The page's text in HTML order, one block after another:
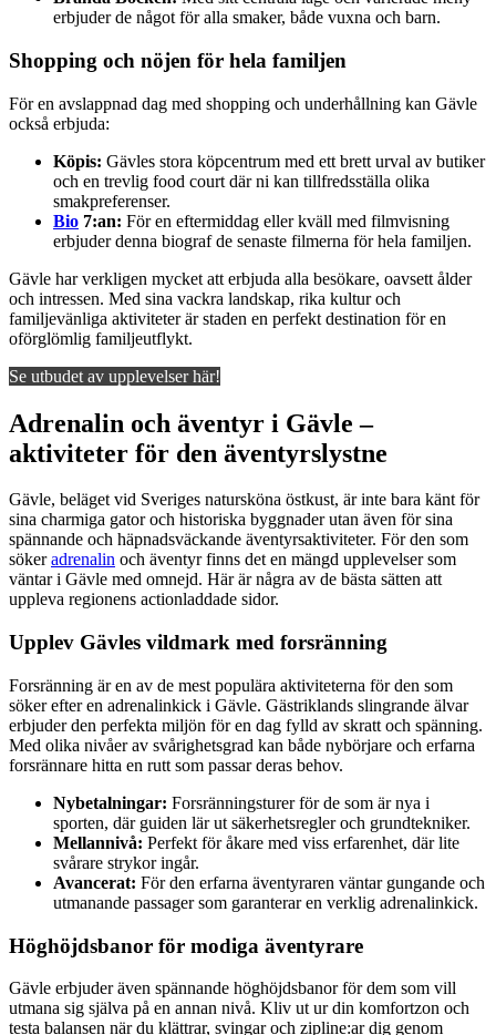
erbjuder de något för alla smaker, både vuxna och barn.
Shopping och nöjen för hela familjen
För en avslappnad dag med shopping och underhållning kan Gävle
också erbjuda:
Köpis: Gävles stora köpcentrum med ett brett urval av butiker
och en trevlig food court där ni kan tillfredsställa olika
smakpreferenser.
Bio 7:an: För en eftermiddag eller kväll med filmvisning
erbjuder denna biograf de senaste filmerna för hela familjen.
Gävle har verkligen mycket att erbjuda alla besökare, oavsett ålder
och intressen. Med sina vackra landskap, rika kultur och
familjevänliga aktiviteter är staden en perfekt destination för en
oförglömlig familjeutflykt.
Se utbudet av upplevelser här!
Adrenalin och äventyr i Gävle –
aktiviteter för den äventyrslystne
Gävle, beläget vid Sveriges natursköna östkust, är inte bara känt för
sina charmiga gator och historiska byggnader utan även för sina
spännande och häpnadsväckande äventyrsaktiviteter. För den som
sökeradrenalin och äventyr finns det en mängd upplevelser som
väntar i Gävle med omnejd. Här är några av de bästa sätten att
uppleva regionens actionladdade sidor.
Upplev Gävles vildmark med forsränning
Forsränning är en av de mest populära aktiviteterna för den som
söker efter en adrenalinkick i Gävle. Gästriklands slingrande älvar
erbjuder den perfekta miljön för en dag fylld av skratt och spänning.
Med olika nivåer av svårighetsgrad kan både nybörjare och erfarna
forsrännare hitta en rutt som passar deras behov.
Nybetalningar: Forsränningsturer för de som är nya i
sporten, där guiden lär ut säkerhetsregler och grundtekniker.
Mellannivå: Perfekt för åkare med viss erfarenhet, där lite
svårare strykor ingår.
Avancerat: För den erfarna äventyraren väntar gungande och
utmanande passager som garanterar en verklig adrenalinkick.
Höghöjdsbanor för modiga äventyrare
Gävle erbjuder även spännande höghöjdsbanor för dem som vill
utmana sig själva på en annan nivå. Kliv ut ur din komfortzon och
testa balansen när du klättrar, svingar och zipline:ar dig genom